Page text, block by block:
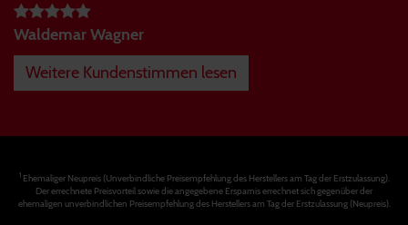
Waldemar Wagner
Weitere Kundenstimmen lesen
1Ehemaliger Neupreis (Unverbindliche Preisempfehlung des Herstellers am Tag der Erstzulassung).
Der errechnete Preisvorteil sowie die angegebene Ersparnis errechnet sich gegenüber der
ehemaligen unverbindlichen Preisempfehlung des Herstellers am Tag der Erstzulassung (Neupreis).